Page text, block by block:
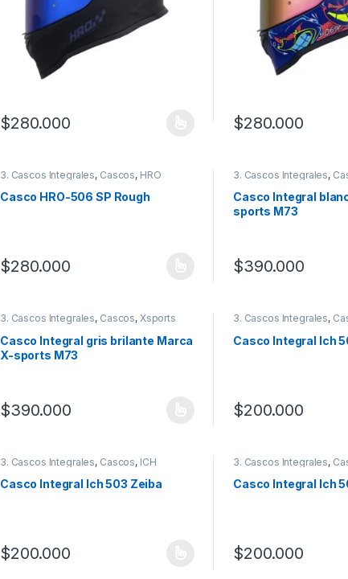
$280.000
Este producto tiene múltiples variantes. Las opciones se pueden
$280.000
Este producto tiene
3. Cascos Integrales, Cascos, HRO
Casco HRO-506 SP Rough
$280.000
Este producto tiene múltiples variantes. Las opciones se pueden
3. Cascos Integrales,
Casco Integral
sports M73
$390.000
Este producto tiene
3. Cascos Integrales, Cascos, Xsports
Casco Integral gris brilante Marca
X-sports M73
$390.000
Este producto tiene múltiples variantes. Las opciones se pueden
3. Cascos Integrales,
Casco Integral Ich
$200.000
Este producto tiene
3. Cascos Integrales, Cascos, ICH
Casco Integral Ich 503 Zeiba
$200.000
Este producto tiene múltiples variantes. Las opciones se pueden
3. Cascos Integrales,
Casco Integral Ich
$200.000
Este producto tiene